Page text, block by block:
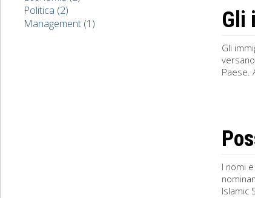
Gli
Gli
Paese.
I nomi
Islamic
Politica (2)
Management (1)